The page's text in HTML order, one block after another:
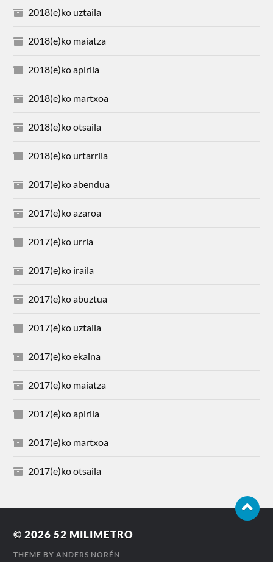
2018(e)ko uztaila
2018(e)ko maiatza
2018(e)ko apirila
2018(e)ko martxoa
2018(e)ko otsaila
2018(e)ko urtarrila
2017(e)ko abendua
2017(e)ko azaroa
2017(e)ko urria
2017(e)ko iraila
2017(e)ko abuztua
2017(e)ko uztaila
2017(e)ko ekaina
2017(e)ko maiatza
2017(e)ko apirila
2017(e)ko martxoa
2017(e)ko otsaila
© 202652 MILIMETRO
THEME BYANDERS NORÉN